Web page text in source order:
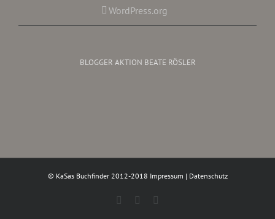
WordPress.org
BLOGGER AKTION BEATE RÖSLER
© KaSas Buchfinder 2012-2018 Impressum | Datenschutz
FacebookInstagram